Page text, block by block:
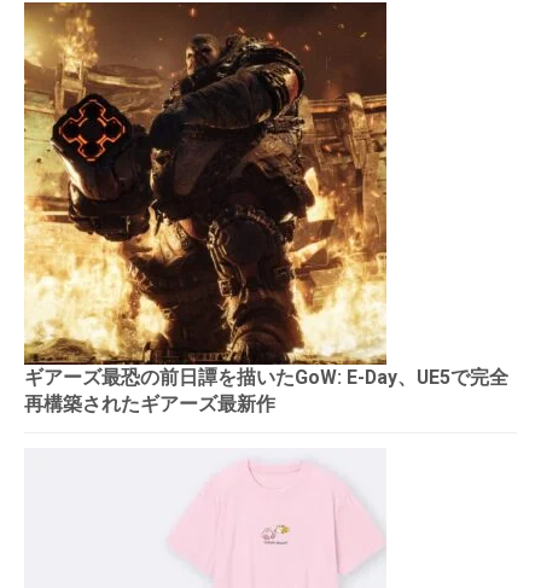
ギアーズ最恐の前日譚を描いたGoW: E-Day、UE5で完全
再構築されたギアーズ最新作